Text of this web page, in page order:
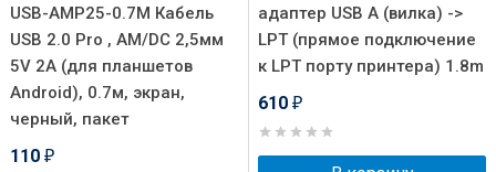
USB-AMP25-0.7M Кабель
USB 2.0 Pro , AM/DC 2,5мм
5V 2A (для планшетов
Android), 0.7м, экран,
черный, пакет
110 ₽
адаптер USB A (вилка) ->
LPT (прямое подключение
к LPT порту принтера) 1.8m
610 ₽